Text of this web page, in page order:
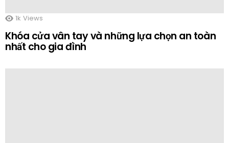
1k Views
Khóa cửa vân tay và những lựa chọn an toàn
nhất cho gia đình